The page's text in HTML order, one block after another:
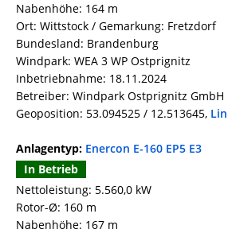
Nabenhöhe: 164 m
Ort: Wittstock / Gemarkung: Fretzdorf
Bundesland: Brandenburg
Windpark: WEA 3 WP Ostprignitz
Inbetriebnahme: 18.11.2024
Betreiber: Windpark Ostprignitz GmbH
Geoposition: 53.094525 / 12.513645,
Anlagentyp: Enercon E-160 EP5 E3
In Betrieb
Nettoleistung: 5.560,0 kW
Rotor-Ø: 160 m
Nabenhöhe: 167 m